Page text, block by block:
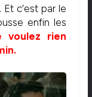
c’est par le
enfin les
voulez rien